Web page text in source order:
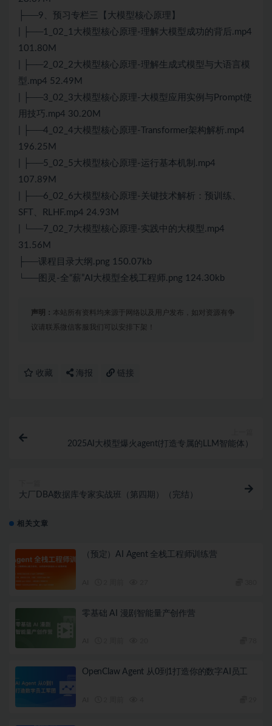
├──9、预习专栏三【大模型核心原理】
| ├──1_02_1大模型核心原理-理解大模型成功的背后.mp4
101.80M
| ├──2_02_2大模型核心原理-理解生成式模型与大语言模
型.mp4 52.49M
| ├──3_02_3大模型核心原理-大模型应用实例与Prompt使
用技巧.mp4 30.20M
| ├──4_02_4大模型核心原理-Transformer架构解析.mp4
196.25M
| ├──5_02_5大模型核心原理-运行基本机制.mp4
107.89M
| ├──6_02_6大模型核心原理-关键技术解析：预训练、
SFT、RLHF.mp4 24.93M
| └──7_02_7大模型核心原理-实践中的大模型.mp4
31.56M
├──课程目录大纲.png 150.07kb
└──图灵-全“薪”AI大模型全栈工程师.png 124.30kb
声明： 本站所有资料均来源于网络以及用户发布，如对资源有争
议请联系微信客服我们可以安排下架！
收藏 海报 链接
2025AI大模型爆火agent(打造专属的LLM智能体）
大厂DBA数据库专家实战班（第四期）（完结）
相关文章
（预定）AI Agent 全栈工程师训练营
零基础 AI 漫剧智能量产创作营
OpenClaw Agent 从0到1打造你的数字AI员工